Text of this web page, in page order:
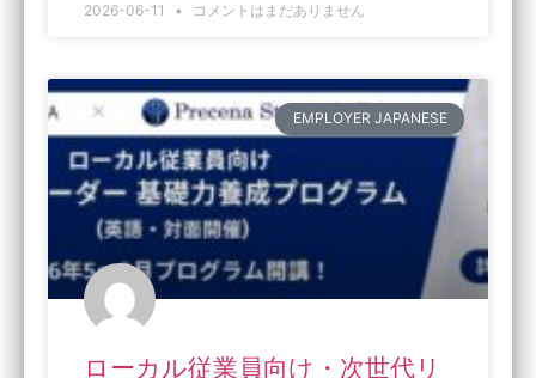
2026-06-11 コメントはまだありません
EMPLOYER JAPANESE
ローカル従業員向け・次世代リ